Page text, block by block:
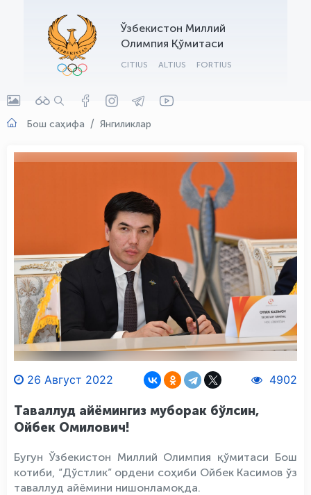
Ўзбекистон Миллий
Олимпия Қўмитаси
CITIUS ALTIUS FORTIUS
Бош саҳифа Янгиликлар
26 Август 2022 4902
Таваллуд айёмингиз муборак бўлсин,
Ойбек Омилович!
Бугун Ўзбекистон Миллий Олимпия қўмитаси Бош
котиби, “Дўстлик” ордени соҳиби Ойбек Касимов ўз
таваллуд айёмини нишонламоқда.
OLYMPCHIK AI - yordamchi
Онлайн · olympic.uz